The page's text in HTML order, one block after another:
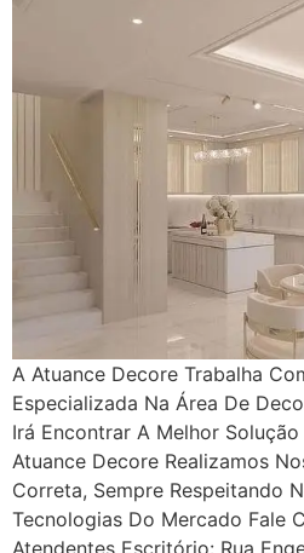
A Atuance Decore Trabalha
Especializada Na Área De
Irá Encontrar A Melhor
Atuance Decore Realizamos
Correta, Sempre Respeitando
Tecnologias Do Mercado Fale